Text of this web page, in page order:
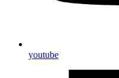
youtube